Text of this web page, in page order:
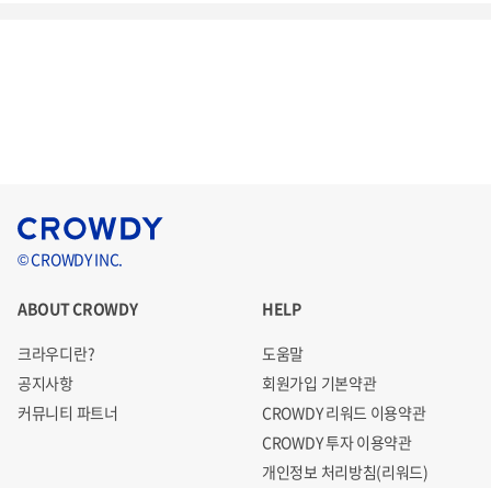
© CROWDY INC.
ABOUT CROWDY
크라우디란?
공지사항
커뮤니티 파트너
HELP
도움말
회원가입 기본약관
CROWDY 리워드 이용약관
CROWDY 투자 이용약관
개인정보 처리방침(리워드)